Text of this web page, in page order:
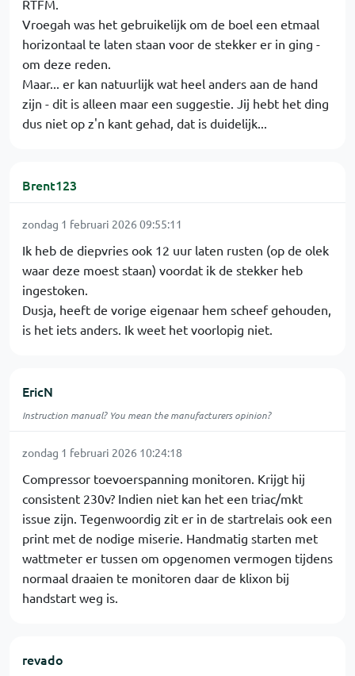
RTFM.
Vroegah was het gebruikelijk om de boel een etmaal
horizontaal te laten staan voor de stekker er in ging -
om deze reden.
Maar... er kan natuurlijk wat heel anders aan de hand
zijn - dit is alleen maar een suggestie. Jij hebt het ding
dus niet op z'n kant gehad, dat is duidelijk...
Brent123
zondag 1 februari 2026 09:55:11
Ik heb de diepvries ook 12 uur laten rusten (op de olek
waar deze moest staan) voordat ik de stekker heb
ingestoken.
Dusja, heeft de vorige eigenaar hem scheef gehouden,
is het iets anders. Ik weet het voorlopig niet.
EricN
Instruction manual? You mean the manufacturers opinion?
zondag 1 februari 2026 10:24:18
Compressor toevoerspanning monitoren. Krijgt hij
consistent 230v? Indien niet kan het een triac/mkt
issue zijn. Tegenwoordig zit er in de startrelais ook een
print met de nodige miserie. Handmatig starten met
wattmeter er tussen om opgenomen vermogen tijdens
normaal draaien te monitoren daar de klixon bij
handstart weg is.
revado